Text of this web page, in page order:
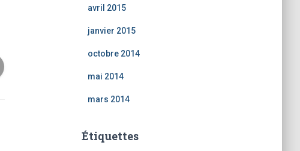
avril 2015
janvier 2015
octobre 2014
mai 2014
mars 2014
Étiquettes